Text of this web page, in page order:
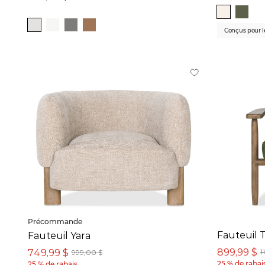
Profondeur
Hauteur
16po- 41po
Collection
Conçus pour
Précommande
Fauteuil Yara
999,00 $
749,99 $
Fauteuil
899,99 $